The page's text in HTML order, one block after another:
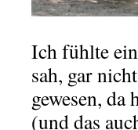
Ich fühlte
sah, gar
gewesen, da
(und das